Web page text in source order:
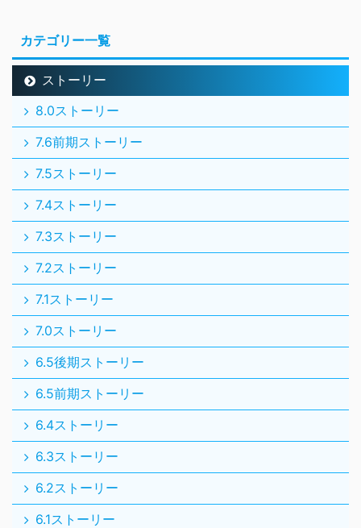
カテゴリー一覧
ストーリー
8.0ストーリー
7.6前期ストーリー
7.5ストーリー
7.4ストーリー
7.3ストーリー
7.2ストーリー
7.1ストーリー
7.0ストーリー
6.5後期ストーリー
6.5前期ストーリー
6.4ストーリー
6.3ストーリー
6.2ストーリー
6.1ストーリー